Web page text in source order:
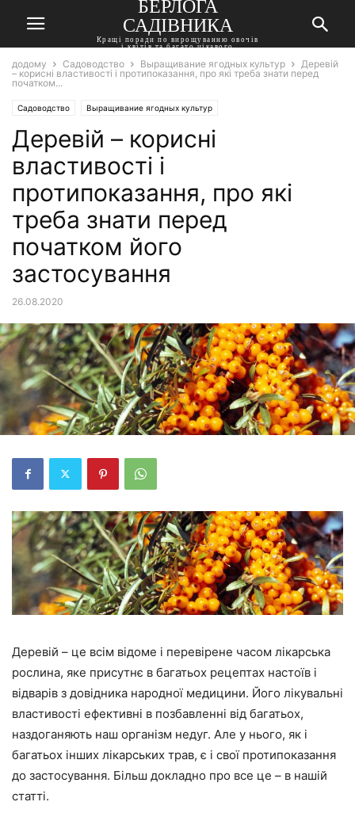
БЕРЛОГА
САДІВНИКА
Кращі поради по вирощуванню овочів
і квітів та багато цікавого
додому Садоводство Выращивание ягодных культур
Деревій
– корисні властивості і протипоказання, про які треба знати перед
початком...
Садоводство Выращивание ягодных культур
Деревій – корисні
властивості і
протипоказання, про які
треба знати перед
початком його
застосування
26.08.2020
Деревій – це всім відоме і перевірене часом лікарська
рослина, яке присутнє в багатьох рецептах настоїв і
відварів з довідника народної медицини. Його лікувальні
властивості ефективні в позбавленні від багатьох,
наздоганяють наш організм недуг. Але у нього, як і
багатьох інших лікарських трав, є і свої протипоказання
до застосування. Більш докладно про все це – в нашій
статті.